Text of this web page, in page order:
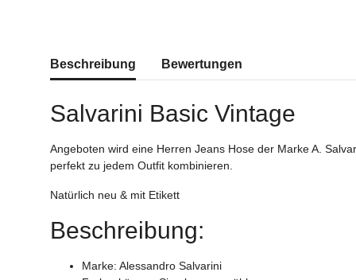
weitere Registerkarten anzeigen
Beschreibung Bewertungen
Salvarini Basic Vintage
Angeboten wird eine Herren Jeans Hose der Marke A.
perfekt zu jedem Outfit kombinieren.
Natürlich neu & mit Etikett
Beschreibung:
Marke: Alessandro Salvarini